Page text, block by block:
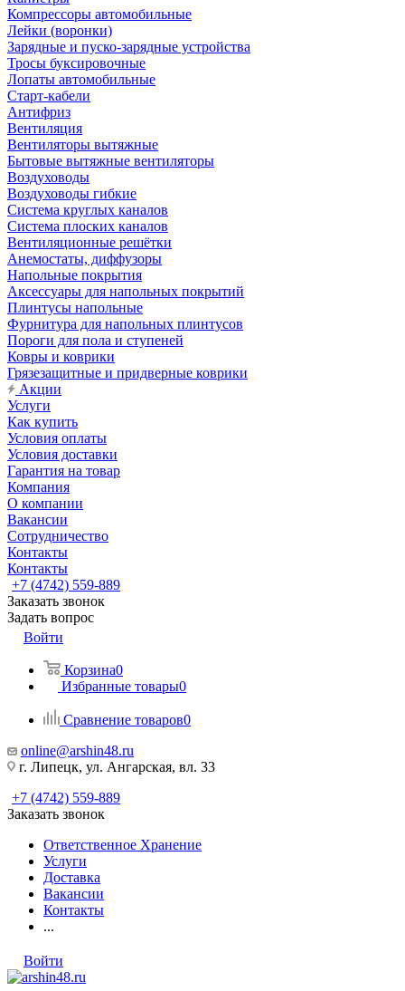
Компрессоры автомобильные
Лейки (воронки)
Зарядные и пуско-зарядные устройства
Тросы буксировочные
Лопаты автомобильные
Старт-кабели
Антифриз
Вентиляция
Вентиляторы вытяжные
Бытовые вытяжные вентиляторы
Воздуховоды
Воздуховоды гибкие
Система круглых каналов
Система плоских каналов
Вентиляционные решётки
Анемостаты, диффузоры
Напольные покрытия
Аксессуары для напольных покрытий
Плинтусы напольные
Фурнитура для напольных плинтусов
Пороги для пола и ступеней
Ковры и коврики
Грязезащитные и придверные коврики
Акции
Услуги
Как купить
Условия оплаты
Условия доставки
Гарантия на товар
Компания
О компании
Вакансии
Сотрудничество
Контакты
Контакты
+7 (4742) 559-889
Заказать звонок
Задать вопрос
Войти
Корзина0
Избранные товары0
Сравнение товаров0
online@arshin48.ru
г. Липецк, ул. Ангарская, вл. 33
+7 (4742) 559-889
Заказать звонок
Ответственное Хранение
Услуги
Доставка
Вакансии
Контакты
...
Войти